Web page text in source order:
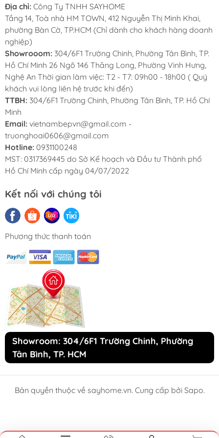
Địa chỉ: Công Ty TNHH SAYHOME
Tầng 14, Toà nhà HM TOWN, 412 Nguyễn Thị Minh Khai,
phường Bàn Cờ, TP.HCM (Chỉ dành cho khách hàng doanh
nghiệp)
Showrooom: 304/6F1 Trường Chinh, Phường Tân Bình, TP.
Hồ Chí Minh 26 Ngõ 146 Thăng Long, Phường Vinh Hưng,
Nghệ An Thời gian làm việc: T2 - T7: 09h00 - 18h00 ( Quý
khách vui lòng liên hệ trước khi đến)
TTBH: 304/6F1 Trường Chinh, Phường Tân Bình, TP. Hồ Chí
Minh
Email: vietnambepvn@gmail.com -
truonghoai0606@gmail.com
Hotline: 0931100248
MST: 0317369445 do Sở Kế hoạch và Đầu tư Thành phố
Hồ Chí Minh cấp ngày 04/07/2022
Kết nối với chúng tôi
Phương thức thanh toán
Showroom: 304/6F1 Trường Chinh, Phường
Tân Bình, TP. HCM
Bản quyền thuộc về sayhome.vn. Cung cấp bởi Sapo.